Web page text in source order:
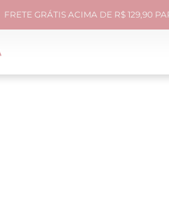
FRETE GRÁTIS ACIMA DE R$ 129,90